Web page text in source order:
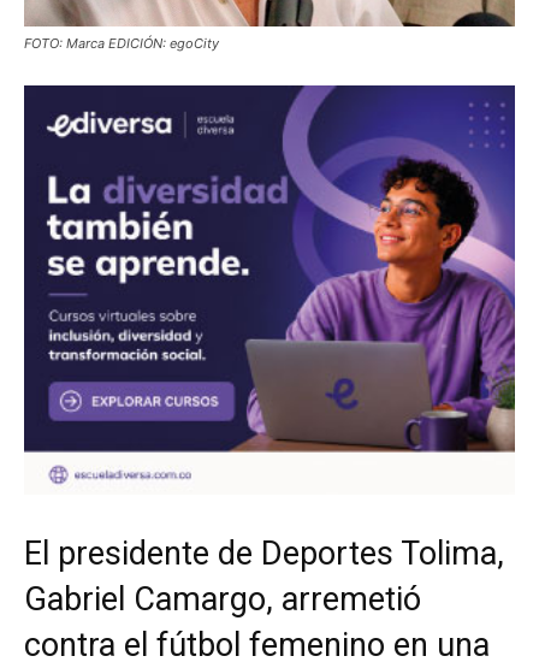
FOTO: Marca EDICIÓN: egoCity
El presidente de Deportes Tolima,
Gabriel Camargo, arremetió
contra el fútbol femenino en una